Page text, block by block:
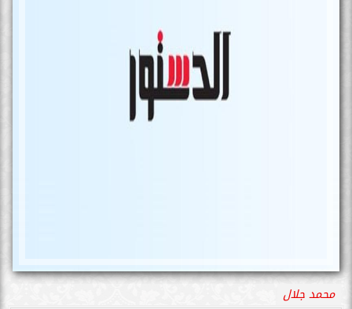
محمد جلال